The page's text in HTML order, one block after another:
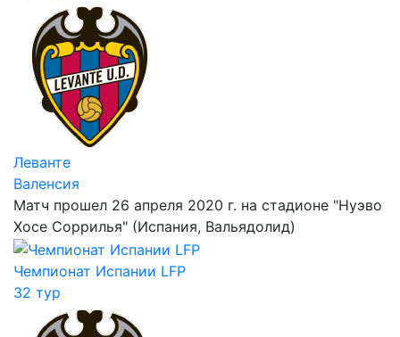
Леванте
Валенсия
Матч прошел 26 апреля 2020 г. на стадионе "Нуэво
Хосе Соррилья" (Испания, Вальядолид)
Чемпионат Испании LFP
32 тур